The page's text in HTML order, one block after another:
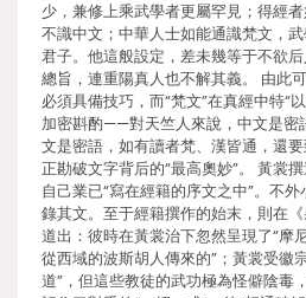
少，兼修上乘武學者更屬罕見；得經
不識中文；中華人士如能通識梵文，
君子。他這般設定，差未幾等于不欲
總旨，連重陽真人也不解其義。 由此
必須具備技巧，而“梵文”在真經中特“
加密斟酌——對天竺人來說，中文是密
文是密語，如有讀者梵、漢皆通，還
正勘破文字背后的“最高奧妙”。 黃裳
自己業已“寫在經籍的序文之中”。不
錄其文。至于經籍撰作的始末，則在
道出：彼時在黃裳治下忽然呈現了“摩
從西域的波斯胡人傳來的”；黃裳受徽
道”，但這些教徒的武功極為怪僻陰毒